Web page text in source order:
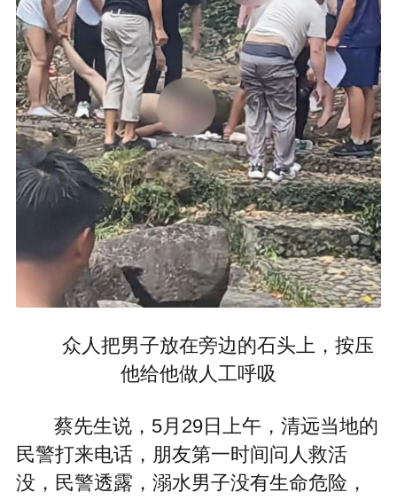
众人把男子放在旁边的石头上，按压
他给他做人工呼吸
蔡先生说，5月29日上午，清远当地的
民警打来电话，朋友第一时间问人救活
没，民警透露，溺水男子没有生命危险，